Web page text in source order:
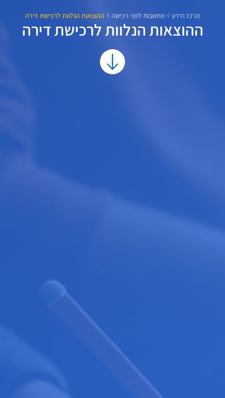
מרכז הידע מחשבות לפני רכישה ההוצאות הנלוות לרכישת דירה
ההוצאות הנלוות לרכישת דירה